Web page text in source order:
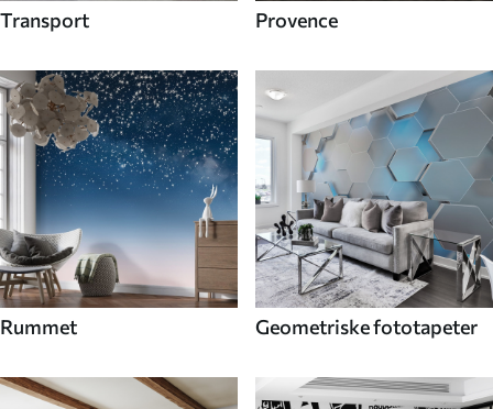
Transport Provence
Rummet Geometriske fototapeter